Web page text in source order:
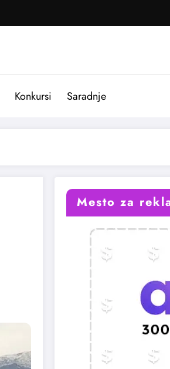
Konkursi Saradnje
Mesto za